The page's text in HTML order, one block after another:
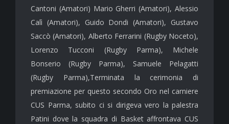
Cantoni (Amatori) Mario Gherri (Amatori), Alessio
Calì (Amatori), Guido Dondi (Amatori), Gustavo
Saccò (Amatori), Alberto Ferrarini (Rugby Noceto),
Lorenzo Tucconi (Rugby Parma), Michele
Bonserio (Rugby Parma), Samuele Pelagatti
(Rugby Parma),Terminata la cerimonia di
premiazione per questo secondo Oro nel carniere
CUS Parma, subito ci si dirigeva vero la palestra
Patini dove la squadra di Basket affrontava CUS